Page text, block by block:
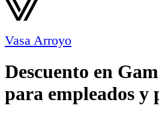
Vasa Arroyo
Descuento en
para empleados y